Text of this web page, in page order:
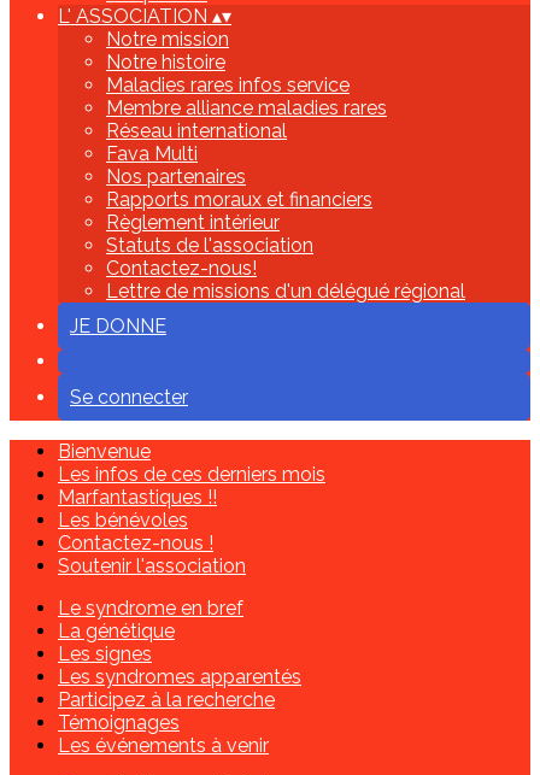
L' ASSOCIATION ▴▾
Notre mission
Notre histoire
Maladies rares infos service
Membre alliance maladies rares
Réseau international
Fava Multi
Nos partenaires
Rapports moraux et financiers
Règlement intérieur
Statuts de l'association
Contactez-nous!
Lettre de missions d'un délégué régional
JE DONNE
Se connecter
Bienvenue
Les infos de ces derniers mois
Marfantastiques !!
Les bénévoles
Contactez-nous !
Soutenir l'association
Le syndrome en bref
La génétique
Les signes
Les syndromes apparentés
Participez à la recherche
Témoignages
Les événements à venir